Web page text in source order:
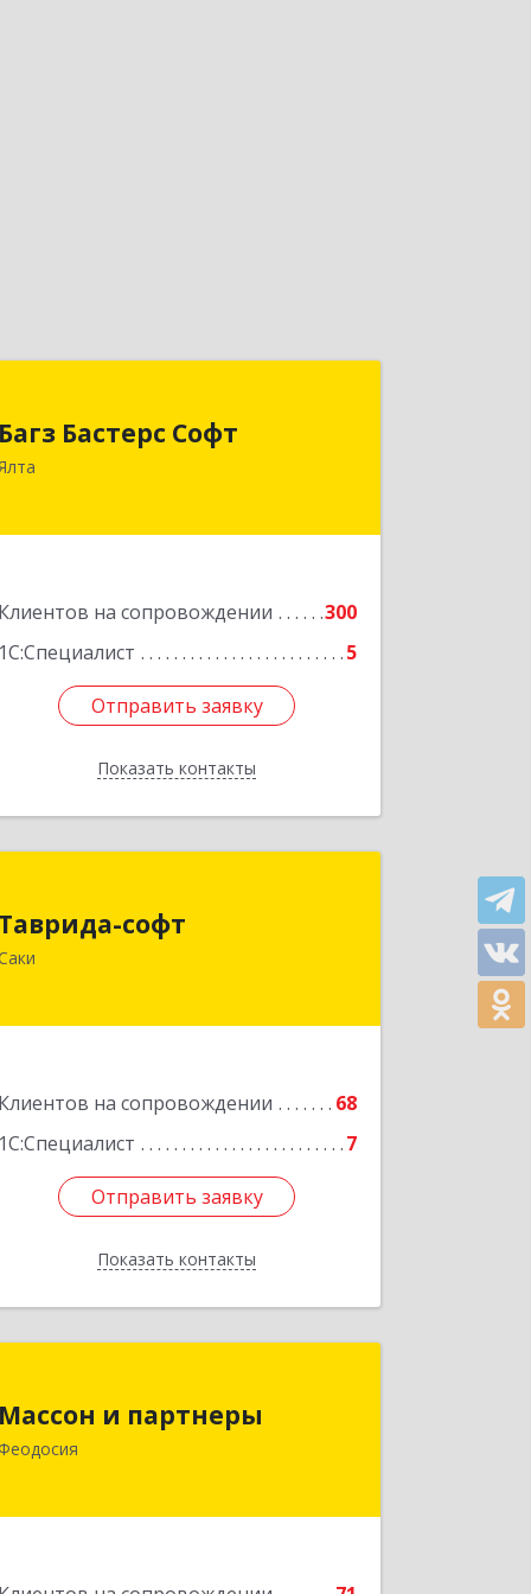
Багз Бастерс Софт
Клиентов на сопровождении
300
1С:Специалист
5
Отправить заявку
Показать контакты
298603, Крым Респ, Ялта г, Свердлова
Подробнее
Отправить заявку
Назад
Таврида-софт
Клиентов на сопровождении
68
1С:Специалист
7
Отправить заявку
Показать контакты
296574, Крым Респ, м.р-н Сакский с.п.
Новофедоровское, Новофедоровка
Отправить заявку
Назад
Массон и партнеры
298112, Крым Респ, Феодосия г,
Подробнее